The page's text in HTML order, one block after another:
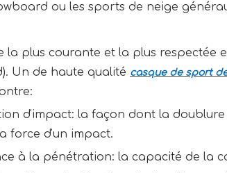
ou les sports de neige
la plus courante et la plus respectée
Un de haute qualité casque de sport
d'impact: la façon dont la
force d'un impact.
à la pénétration: la capacité de la